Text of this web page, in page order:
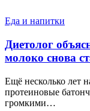
Еда и напитки
Диетолог
молоко снова
Ещё несколько лет
протеиновые
громкими…